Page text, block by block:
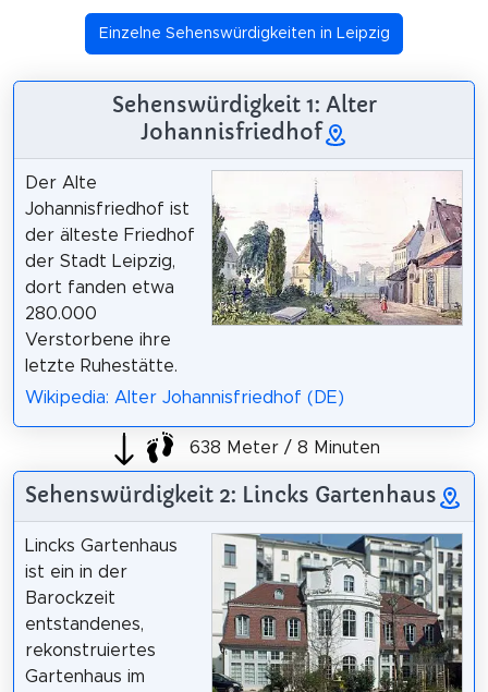
Einzelne Sehenswürdigkeiten in Leipzig
Sehenswürdigkeit 1: Alter
Johannisfriedhof
Der Alte
Johannisfriedhof ist
der älteste Friedhof
der Stadt Leipzig,
dort fanden etwa
280.000
Verstorbene ihre
letzte Ruhestätte.
Wikipedia: Alter Johannisfriedhof (DE)
638 Meter / 8 Minuten
Sehenswürdigkeit 2: Lincks Gartenhaus
Lincks Gartenhaus
ist ein in der
Barockzeit
entstandenes,
rekonstruiertes
Gartenhaus im